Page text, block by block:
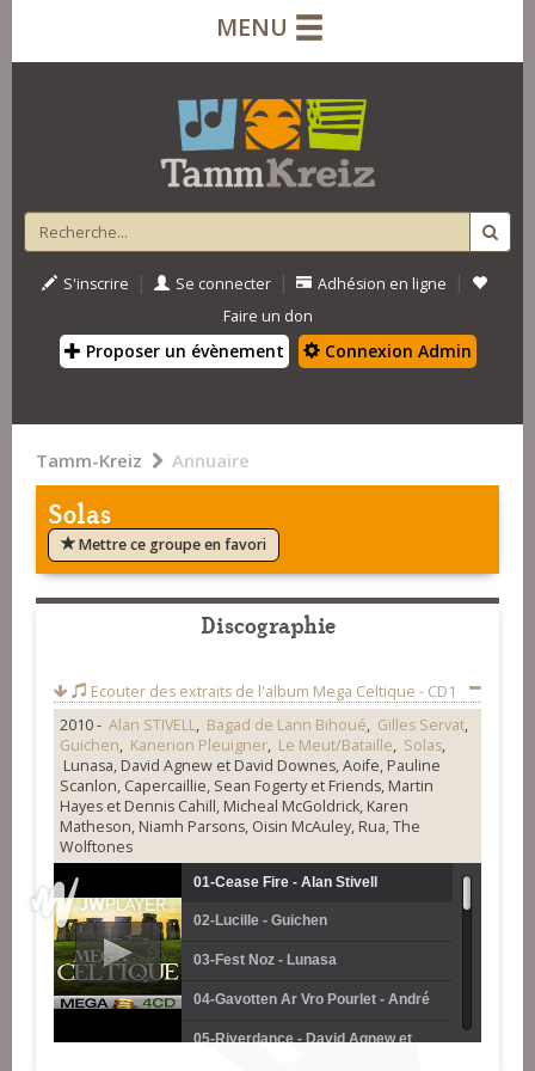
MENU
S'inscrire | Se connecter | Adhésion en ligne |
Faire un don
Proposer un évènement Connexion Admin
Tamm-Kreiz Annuaire
Solas
Mettre ce groupe en favori
Discographie
Ecouter des extraits de l'album Mega Celtique - CD1
2010 - Alan STIVELL, Bagad de Lann Bihoué, Gilles Servat,
Guichen, Kanerion Pleuigner, Le Meut/Bataille, Solas,
Lunasa, David Agnew et David Downes, Aoife, Pauline
Scanlon, Capercaillie, Sean Fogerty et Friends, Martin
Hayes et Dennis Cahill, Micheal McGoldrick, Karen
Matheson, Niamh Parsons, Oisin McAuley, Rua, The
Wolftones
01-Cease Fire - Alan Stivell
02-Lucille - Guichen
03-Fest Noz - Lunasa
04-Gavotten Ar Vro Pourlet - André
Le Meut et Philippe Bataille
05-Riverdance - David Agnew et